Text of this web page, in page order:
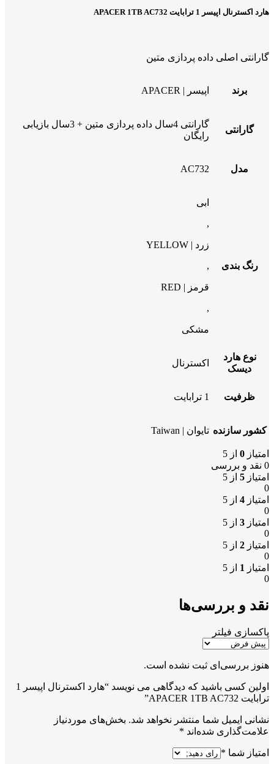
هارد اکسترنال اپیسر 1 ترابایت APACER 1TB AC732
گارانتی اصلی داده پردازی متین
برند اپیسر | APACER
گارانتی
گارانتی 4سال داده پردازی متین + 3سال بازیابی
رایگان
مدل AC732
رنگ بندی
ابی
,
زرد | YELLOW
,
قرمز | RED
,
مشکی
نوع هارد
دیسک
اکسترنال
ظرفیت 1 ترابایت
کشور سازنده تایوان | Taiwan
امتیاز 0 از 5
0 نقد و بررسی
امتیاز 5 از 5
0
امتیاز 4 از 5
0
امتیاز 3 از 5
0
امتیاز 2 از 5
0
امتیاز 1 از 5
0
نقد و بررسی‌ها
پاکسازی فیلتر
هنوز بررسی‌ای ثبت نشده است.
اولین کسی باشید که دیدگاهی می نویسد “هارد اکسترنال اپیسر 1
ترابایت APACER 1TB AC732”
نشانی ایمیل شما منتشر نخواهد شد. بخش‌های موردنیاز
علامت‌گذاری شده‌اند *
امتیاز شما *